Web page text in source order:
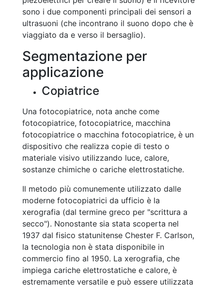
sono i due componenti principali dei sensori a
ultrasuoni (che incontrano il suono dopo che è
viaggiato da e verso il bersaglio).
Segmentazione per
applicazione
Copiatrice
Una fotocopiatrice, nota anche come
fotocopiatrice, fotocopiatrice, macchina
fotocopiatrice o macchina fotocopiatrice, è un
dispositivo che realizza copie di testo o
materiale visivo utilizzando luce, calore,
sostanze chimiche o cariche elettrostatiche.
Il metodo più comunemente utilizzato dalle
moderne fotocopiatrici da ufficio è la
xerografia (dal termine greco per "scrittura a
secco"). Nonostante sia stata scoperta nel
1937 dal fisico statunitense Chester F. Carlson,
la tecnologia non è stata disponibile in
commercio fino al 1950. La xerografia, che
impiega cariche elettrostatiche e calore, è
estremamente versatile e può essere utilizzata